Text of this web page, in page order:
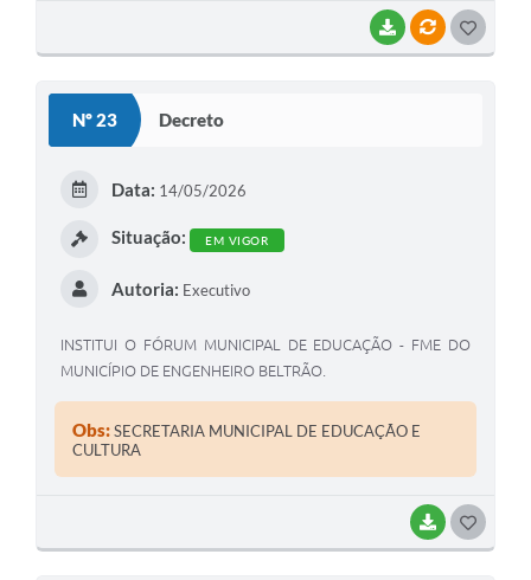
BAIXARVÍNCULOS
Nº 23 Decreto
BAIXAR
Data: 14/05/2026
Situação: EM VIGOR
Autoria: Executivo
INSTITUI O FÓRUM MUNICIPAL DE EDUCAÇÃO - FME DO
MUNICÍPIO DE ENGENHEIRO BELTRÃO.
Obs:SECRETARIA MUNICIPAL DE EDUCAÇÃO E
CULTURA